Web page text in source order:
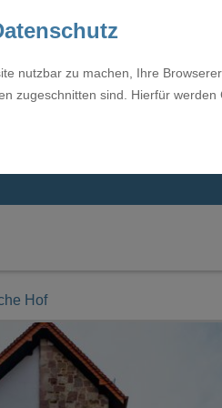
nutzbar zu machen, Ihre
zugeschnitten sind. Hierfür
Hof